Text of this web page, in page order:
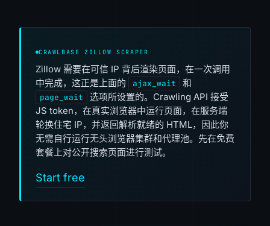
CRAWLBASE ZILLOW SCRAPER
Zillow 需要在可信 IP 背后渲染页面，在一次调用
中完成，这正是上面的
ajax_wait 和
page_wait
选项所设置的。Crawling API 接受
JS token，在真实浏览器中运行页面，在服务端
轮换住宅 IP，并返回解析就绪的 HTML，因此你
无需自行运行无头浏览器集群和代理池。先在免费
套餐上对公开搜索页面进行测试。
Start free